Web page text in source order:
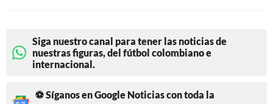
Siga nuestro canal para tener las noticias de
nuestras figuras, del fútbol colombiano e
internacional.
⚽ Síganos en Google Noticias con toda la